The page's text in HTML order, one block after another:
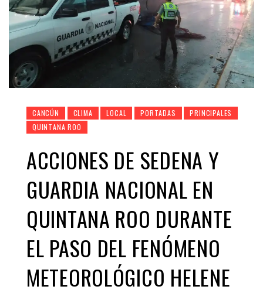
CANCÚN CLIMA LOCAL PORTADAS
PRINCIPALES
QUINTANA ROO
ACCIONES DE SEDENA Y
GUARDIA NACIONAL EN
QUINTANA ROO DURANTE
EL PASO DEL FENÓMENO
METEOROLÓGICO HELENE